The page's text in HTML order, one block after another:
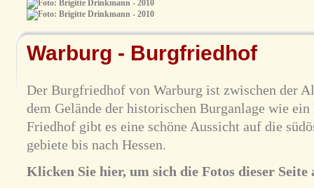
Warburg - Burgfriedhof
Der Burgfriedhof von Warburg ist zwischen der
dem Gelände der historischen Burganlage wie ein
Friedhof gibt es eine schöne Aussicht auf die
gebiete bis nach Hessen.
Klicken Sie hier, um sich die Fotos dieser Seite